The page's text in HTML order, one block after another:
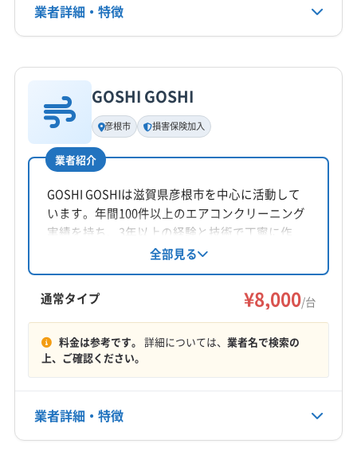
定休日
年末年始・お盆・不定休
電話番号
公式HP
公式サイトなし
業者詳細・特徴
基本情報
代表者名
非公開
所在地
滋賀県彦根市
対応地域
栗東市 甲賀市
東近江市
米原市 野洲市
愛知郡愛荘町
蒲生郡日野町
(三重県) いなべ市
(岐阜県) 安八郡安八町
(岐阜県) 安八郡神戸町
(岐阜県) 安八郡輪之内町
もっと見る
営業時間
定休日
-
GOSHI GOSHI
彦根市 損害保険加入
業者紹介
GOSHI GOSHIは滋賀県彦根市を中心に活動して
います。年間100件以上のエアコンクリーニング
実績を持ち、3年以上の経験と技術で丁寧に作
業。損害保険加入済みです。基本料金8000円/台
で、複数台割引があります。土日祝日も対応可
能で保証付きです。
全部見る
通常タイプ ¥8,000/台
料金は参考です。 詳細については、 業者名で検索の
上、ご確認ください。
業者詳細・特徴